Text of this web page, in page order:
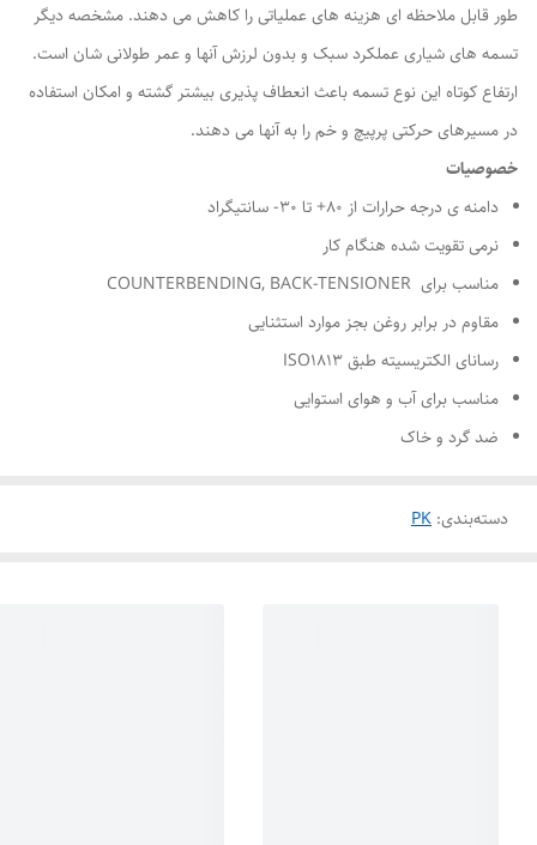
طور قابل ملاحظه ای هزینه های عملیاتی را کاهش می دهند. مشخصه دیگر
تسمه های شیاری عملکرد سبک و بدون لرزش آنها و عمر طولانی شان است.
ارتفاع کوتاه این نوع تسمه باعث انعطاف پذیری بیشتر گشته و امکان استفاده
در مسیرهای حرکتی پرپیچ و خم را به آنها می دهند.
خصوصیات
دامنه ی درجه حرارات از ۸۰+ تا ۳۰- سانتیگراد
نرمی تقویت شده هنگام کار
مناسب برای COUNTERBENDING, BACK-TENSIONER
مقاوم در برابر روغن بجز موارد استثنایی
رسانای الکتریسیته طبق ISO۱۸۱۳
مناسب برای آب و هوای استوایی
ضد گرد و خاک
دسته‌بندی:
PK